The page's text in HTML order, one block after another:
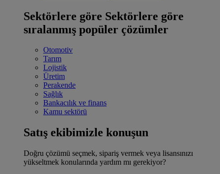
Sektörlere göre Sektörlere göre
sıralanmış popüler çözümler
Otomotiv
Tarım
Lojistik
Üretim
Perakende
Sağlık
Bankacılık ve finans
Kamu sektörü
Satış ekibimizle konuşun
Doğru çözümü seçmek, sipariş vermek veya lisansınızı
yükseltmek konularında yardım mı gerekiyor?